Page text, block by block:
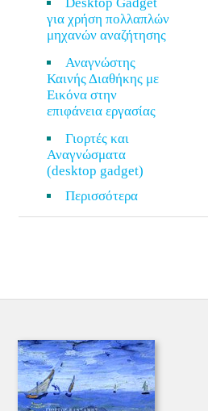
για χρήση πολλαπλών
μηχανών αναζήτησης
Αναγνώστης
Καινής Διαθήκης με
Εικόνα στην
επιφάνεια εργασίας
Γιορτές και
Αναγνώσματα
(desktop gadget)
Περισσότερα